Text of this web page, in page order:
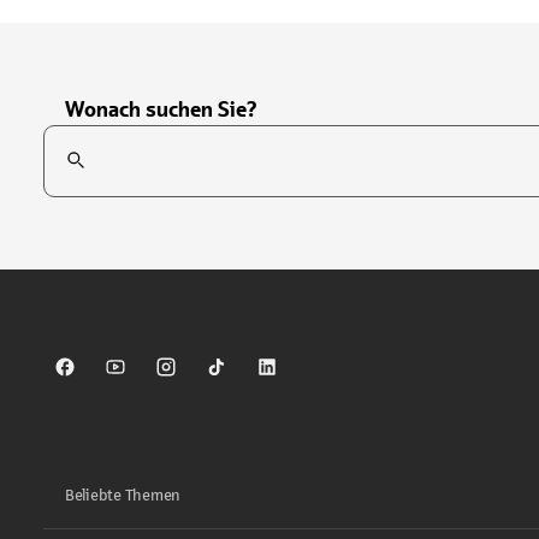
Wonach suchen Sie?
Suchfeld
Sparkasse auf Facebook
Sparkasse auf Youtube
Sparkasse auf Instagram
Sparkasse auf TikTok
Sparkasse auf LinkedIn
Beliebte Themen